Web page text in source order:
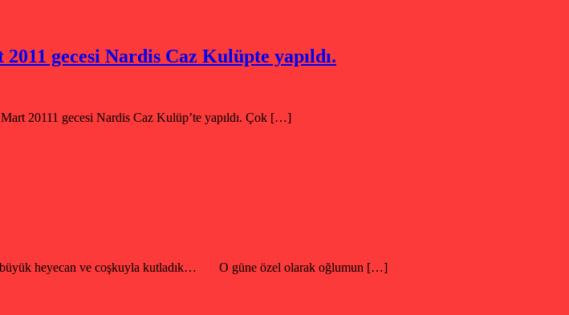
gecesi Nardis Caz Kulüpte yapıldı.
Mart 20111 gecesi Nardis Caz Kulüp’te yapıldı. Çok […]
büyük heyecan ve coşkuyla kutladık… O güne özel olarak oğlumun […]